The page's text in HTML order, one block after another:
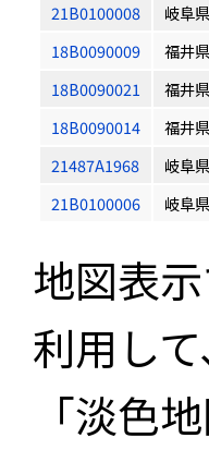
21B0100008
岐阜
18B0090009
福井
18B0090021
福井
18B0090014
福井
21487A1968
岐阜
21B0100006
岐阜
地図表
利用し
「淡色